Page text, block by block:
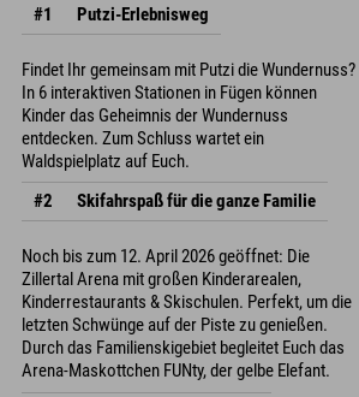
#1 Putzi-Erlebnisweg
Findet Ihr gemeinsam mit Putzi die Wundernuss?
In 6 interaktiven Stationen in Fügen können
Kinder das Geheimnis der Wundernuss
entdecken. Zum Schluss wartet ein
Waldspielplatz auf Euch.
#2
Skifahrspaß für die ganze Familie
Noch bis zum 12. April 2026 geöffnet: Die
Zillertal Arena mit großen Kinderarealen,
Kinderrestaurants & Skischulen. Perfekt, um die
letzten Schwünge auf der Piste zu genießen.
Durch das Familienskigebiet begleitet Euch das
Arena-Maskottchen FUNty, der gelbe Elefant.